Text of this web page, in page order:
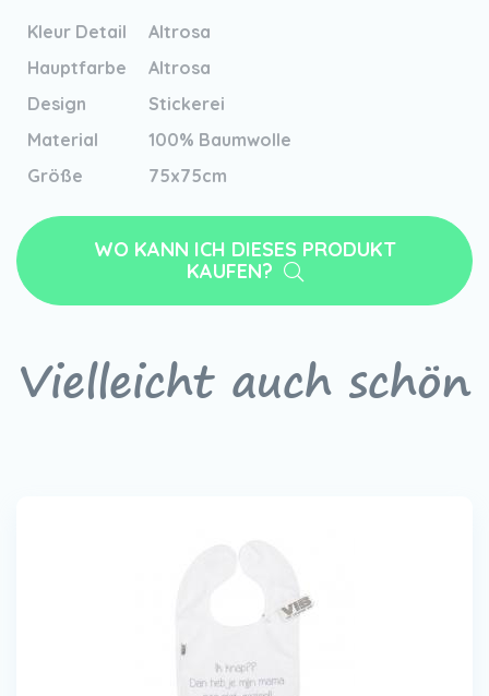
Kleur Detail
Altrosa
Hauptfarbe
Altrosa
Design
Stickerei
Material
100% Baumwolle
Größe
75x75cm
WO KANN ICH DIESES PRODUKT
KAUFEN?
Vielleicht auch schön